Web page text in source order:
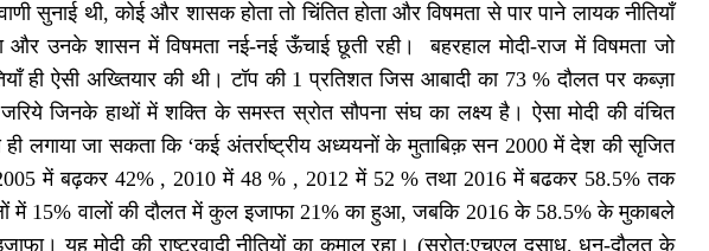
सुनाई थी, कोई और शासक होता तो चिंतित होता और विषमता से पार पाने लायक नीतियाँ
उनके शासन में विषमता नई-नई ऊँचाई छूती रही। बहरहाल मोदी-राज में विषमता जो
ही ऐसी अख्तियार की थी। टॉप की 1 प्रतिशत जिस आबादी का 73 % दौलत पर कब्ज़ा
जिनके हाथों में शक्ति के समस्त स्रोत सौपना संघ का लक्ष्य है। ऐसा मोदी की वंचित
लगाया जा सकता कि ‘कई अंतर्राष्ट्रीय अध्ययनों के मुताबिक़ सन 2000 में देश की सृजित
में बढ़कर 42% , 2010 में 48 % , 2012 में 52 % तथा 2016 में बढकर 58.5% तक
में 15% वालों की दौलत में कुल इजाफा 21% का हुआ, जबकि 2016 के 58.5% के मुकाबले
यह मोदी की राष्ट्रवादी नीतियों का कमाल रहा। (स्रोत:एचएल दुसाध, धन-दौलत के